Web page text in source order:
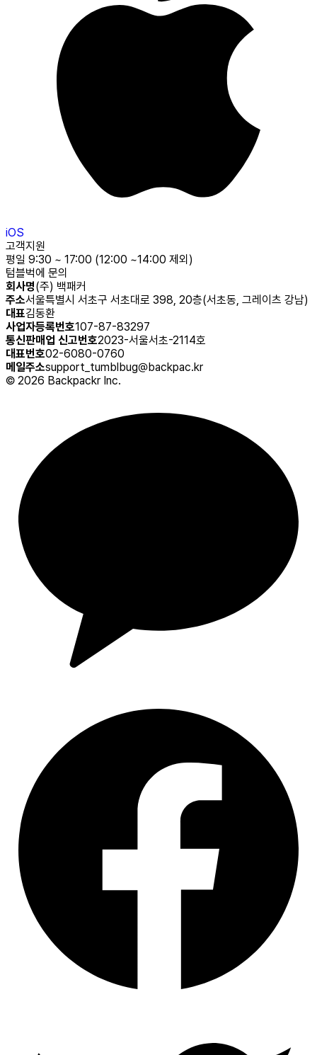
iOS
고객지원
평일 9:30 ~ 17:00 (12:00 ~14:00 제외)
텀블벅에 문의
회사명(주) 백패커
주소서울특별시 서초구 서초대로 398, 20층(서초동, 그레이츠 강남)
대표김동환
사업자등록번호107-87-83297
통신판매업 신고번호2023-서울서초-2114호
대표번호02-6080-0760
메일주소support_tumblbug@backpac.kr
© 2026 Backpackr Inc.